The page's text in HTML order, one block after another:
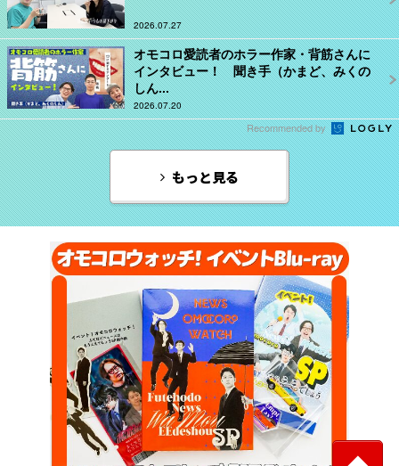
2026.07.27
オモコロ愛読者のホラー作家・背筋さんに
インタビュー！ 聞き手（かまど、みくの
しん...
2026.07.20
Recommended by
もっと見る